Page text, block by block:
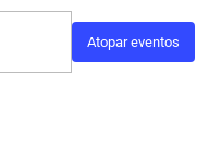
Atopar eventos